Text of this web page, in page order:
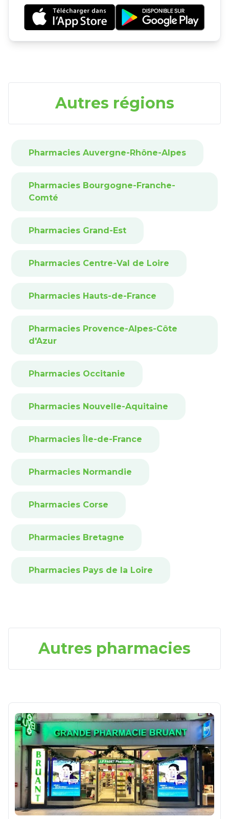
Autres régions
Pharmacies Auvergne-Rhône-Alpes
Pharmacies Bourgogne-Franche-
Comté
Pharmacies Grand-Est
Pharmacies Centre-Val de Loire
Pharmacies Hauts-de-France
Pharmacies Provence-Alpes-Côte
d'Azur
Pharmacies Occitanie
Pharmacies Nouvelle-Aquitaine
Pharmacies Île-de-France
Pharmacies Normandie
Pharmacies Corse
Pharmacies Bretagne
Pharmacies Pays de la Loire
Autres pharmacies